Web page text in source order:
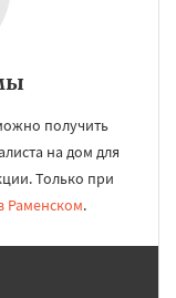
получить
на дом для
Только при
Раменском.